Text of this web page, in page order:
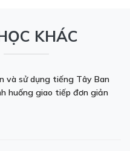
KHÁC
và sử dụng tiếng Tây Ban
huống giao tiếp đơn giản